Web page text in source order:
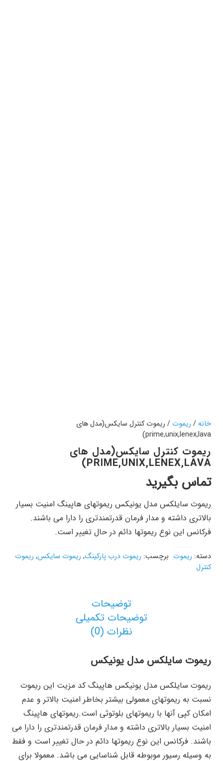
خانه/ ریموت / ریموت کنترل سایکس(مدل های
prime,unix,lenex,lava)
ریموت کنترل سایکس(مدل های
PRIME,UNIX,LENEX,LAVA)
تماس بگیرید
ریموت سایلکس مدل یونیکس ریموتهای هاپینگ امنیت بسیار
بالاتری داشته و مدار فرمان قدرتمندتری را دارا می باشند.
فرکانس این نوع ریموتها دائم در حال تغییر است.
دسته: ریموت برچسب: ریموت درب پارکینگ, ریموت سایکس, ریموت
کنترل
توضیحات
توضیحات تکمیلی
نظرات (0)
ریموت سایلکس مدل یونیکس
ریموت سایلکس مدل یونیکس هاپینگ کد مزیت این ریموت
نسبت به ریموتهای معمولی بیشتر بخاطر امنیت بالاتر و عدم
امکان کپی آنها با ریموتهای بلوتوثی است.ریموتهای هاپینگ
امنیت بسیار بالاتری داشته و مدار فرمان قدرتمندتری را دارا می
باشند. فرکانس این نوع ریموتها دائم در حال تغییر است و فقط
به وسیله رسیور موبوطه قابل شناسایی می باشد. معمولا برای